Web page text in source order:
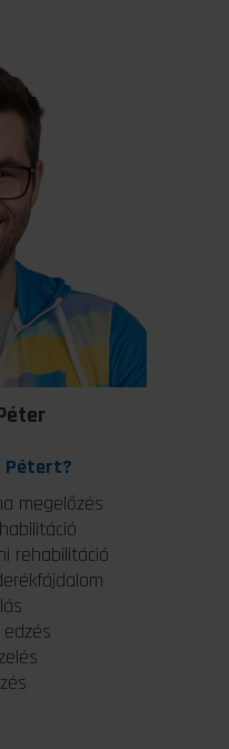
Pétert?
megelőzés
rehabilitáció